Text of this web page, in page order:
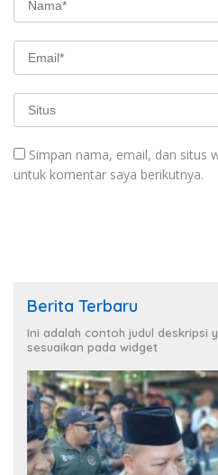
Simpan nama, email, dan situs
untuk komentar saya berikutnya.
Berita Terbaru
Ini adalah contoh judul deskripsi
sesuaikan pada widget